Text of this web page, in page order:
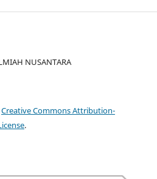
NUSANTARA
Creative Commons Attribution-
.